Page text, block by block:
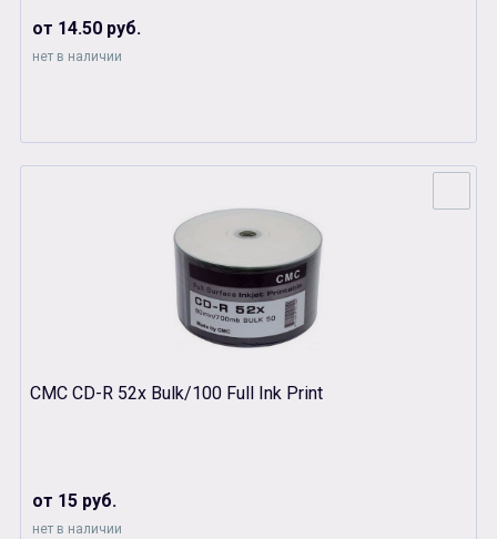
от 14.50 руб.
нет в наличии
СМС CD-R 52x Bulk/100 Full Ink Print
от 15 руб.
нет в наличии